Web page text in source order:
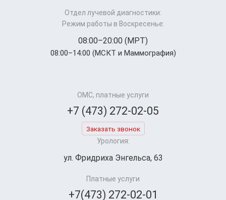
Отдел лучевой диагностики:
Режим работы в Воскресенье:
08:00–20:00 (МРТ)
08:00–14:00 (МСКТ и Маммография)
ОМС, платные услуги
+7 (473) 272-02-05
Заказать звонок
Урология:
ул. Фридриха Энгельса, 63
Платные услуги
+7(473) 272-02-01